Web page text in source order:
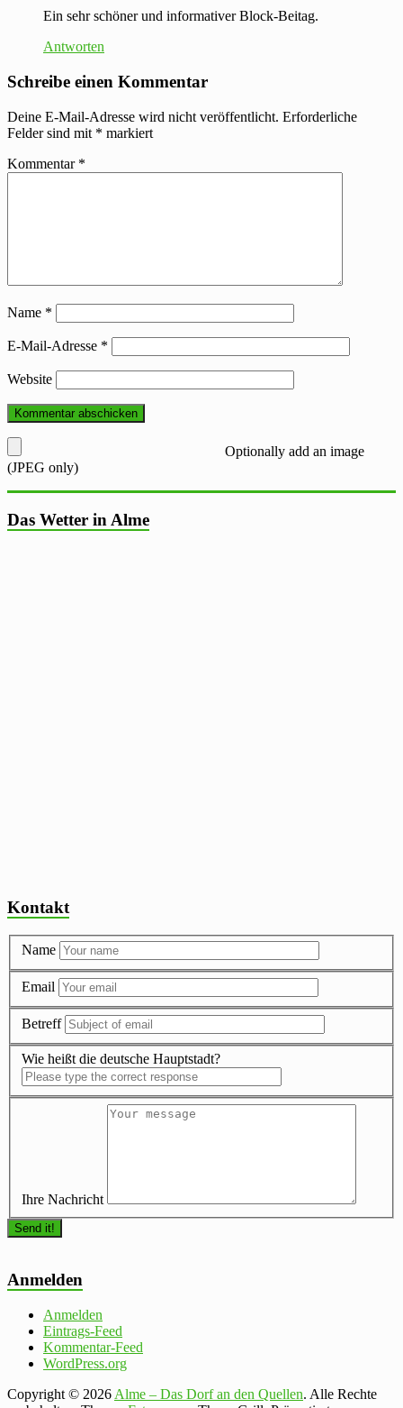
Ein sehr schöner und informativer Block-Beitag.
Antworten
Schreibe einen Kommentar
Deine E-Mail-Adresse wird nicht veröffentlicht. Erforderliche
Felder sind mit * markiert
Kommentar *
Name *
E-Mail-Adresse *
Website
Optionally add an image
(JPEG only)
Das Wetter in Alme
Kontakt
Name
Email
Betreff
Wie heißt die deutsche Hauptstadt?
Ihre Nachricht
Anmelden
Anmelden
Eintrags-Feed
Kommentar-Feed
WordPress.org
Copyright © 2026 Alme – Das Dorf an den Quellen. Alle Rechte